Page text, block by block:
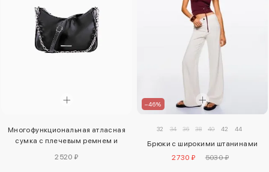
Многофункциональная атласная
сумка с плечевым ремнем и
2520 ₽
–46%
32 34 36 38 40 42 44
Брюки с широкими штанинами
2730 ₽
5030 ₽